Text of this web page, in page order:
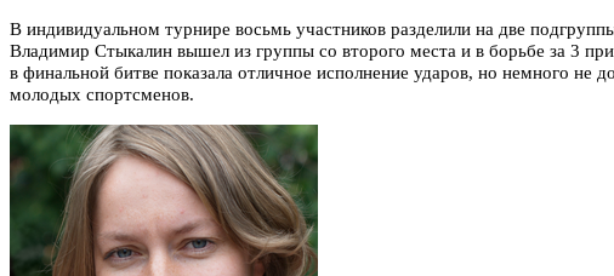
В индивидуальном турнире восьмь участников разделили на две
Владимир Стыкалин вышел из группы со второго места и в борьбе за 3
в финальной битве показала отличное исполнение ударов, но немного
молодых спортсменов.